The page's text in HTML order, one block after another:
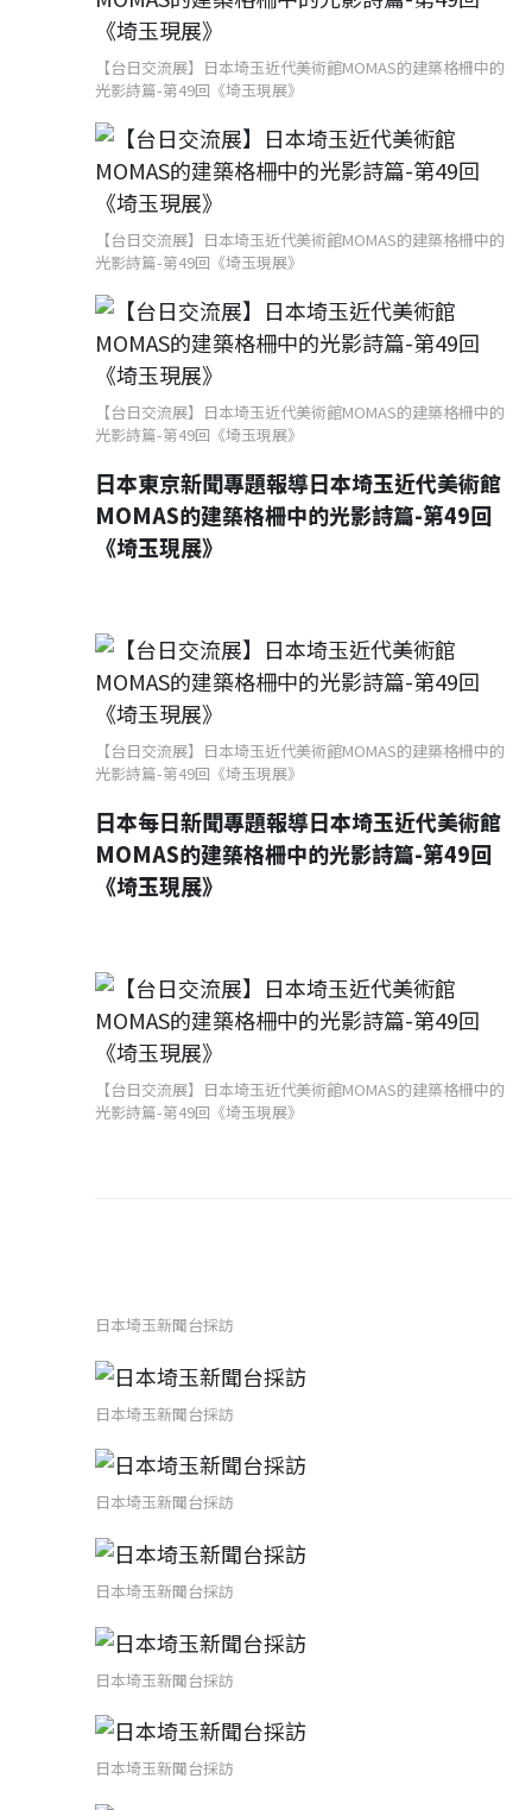
【台日交流展】日本埼玉近代美術館MOMAS的建築格柵中的
光影詩篇-第49回《埼玉現展》
【台日交流展】日本埼玉近代美術館MOMAS的建築格柵中的
光影詩篇-第49回《埼玉現展》
【台日交流展】日本埼玉近代美術館MOMAS的建築格柵中的
光影詩篇-第49回《埼玉現展》
日本東京新聞專題報導日本埼玉近代美術館
MOMAS的建築格柵中的光影詩篇-第49回
《埼玉現展》
【台日交流展】日本埼玉近代美術館MOMAS的建築格柵中的
光影詩篇-第49回《埼玉現展》
日本每日新聞專題報導日本埼玉近代美術館
MOMAS的建築格柵中的光影詩篇-第49回
《埼玉現展》
【台日交流展】日本埼玉近代美術館MOMAS的建築格柵中的
光影詩篇-第49回《埼玉現展》
日本埼玉新聞台採訪
日本埼玉新聞台採訪
日本埼玉新聞台採訪
日本埼玉新聞台採訪
日本埼玉新聞台採訪
日本埼玉新聞台採訪